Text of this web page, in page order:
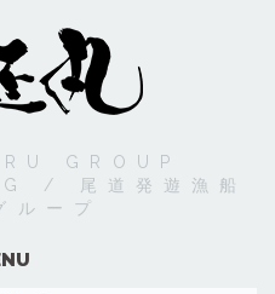
GROUP
/ 尾道発遊漁船
ループ